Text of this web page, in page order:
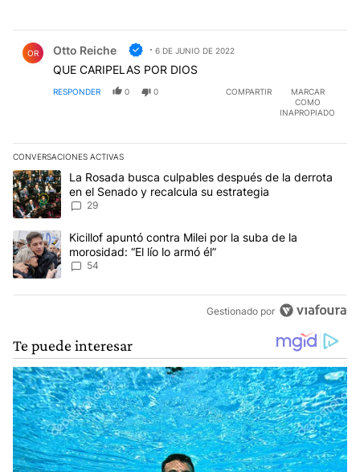
OR Otto Reiche 6 DE JUNIO DE 2022
QUE CARIPELAS POR DIOS
RESPONDER 0 0 COMPARTIR
MARCAR
COMO
INAPROPIADO
CONVERSACIONES ACTIVAS
Este listado muestra los artículos con más comentarios en los
Un artículo de tendencia con el título "La Rosada busca
La Rosada busca culpables después de la derrota
en el Senado y recalcula su estrategia
29
Un artículo de tendencia con el título "Kicillof apuntó contra Milei
Kicillof apuntó contra Milei por la suba de la
morosidad: “El lío lo armó él”
54
Gestionado por